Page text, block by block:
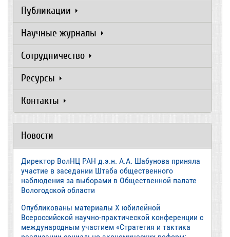
Публикации
Научные журналы
Сотрудничество
Ресурсы
Контакты
Новости
Директор ВолНЦ РАН д.э.н. А.А. Шабунова приняла
участие в заседании Штаба общественного
наблюдения за выборами в Общественной палате
Вологодской области
Опубликованы материалы X юбилейной
Всероссийской научно-практической конференции с
международным участием «Стратегия и тактика